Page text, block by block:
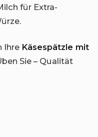
für Extra-
Ihre Käsespätzle mit
Sie – Qualität